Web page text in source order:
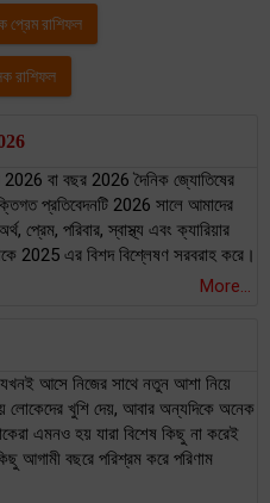
প্রেম রাশিফল
রাশিফল
2026 বা বছর 2026 দৈনিক জ্যোতিষের
প্রতিবেদনটি 2026 সালে আমাদের
প্রেম, পরিবার, স্বাস্থ্য এবং ক্যারিয়ার
2025 এর বিশদ বিশ্লেষণ সরবরাহ করে।
More...
আসে নিজের সাথে নতুন আশা নিয়ে
খুশি দেয়, আবার অন্যদিকে অনেক
এমনও হয় যারা বিশেষ কিছু না করেই
আগামী বছরে পরিশ্রম করে পরিণাম